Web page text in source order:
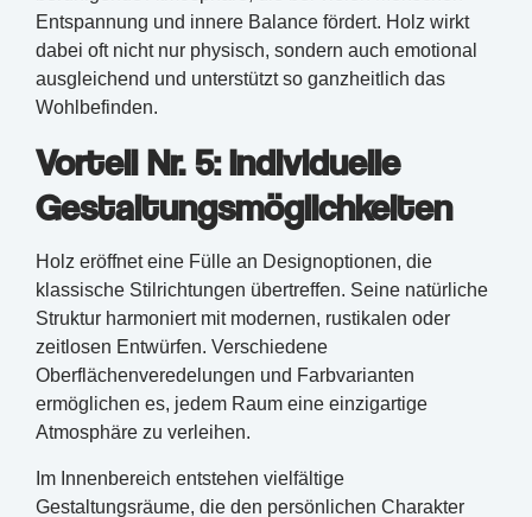
Entspannung und innere Balance fördert. Holz wirkt
dabei oft nicht nur physisch, sondern auch emotional
ausgleichend und unterstützt so ganzheitlich das
Wohlbefinden.
Vorteil Nr. 5: Individuelle
Gestaltungsmöglichkeiten
Holz eröffnet eine Fülle an Designoptionen, die
klassische Stilrichtungen übertreffen. Seine natürliche
Struktur harmoniert mit modernen, rustikalen oder
zeitlosen Entwürfen. Verschiedene
Oberflächenveredelungen und Farbvarianten
ermöglichen es, jedem Raum eine einzigartige
Atmosphäre zu verleihen.
Im Innenbereich entstehen vielfältige
Gestaltungsräume, die den persönlichen Charakter